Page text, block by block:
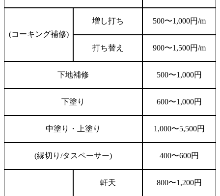
(コーキング補修)
増し打ち 500〜1,000円/m
打ち替え 900〜1,500円/m
下地補修 500〜1,000円
下塗り 600〜1,000円
中塗り・上塗り 1,000〜5,500円
(縁切り /タスペーサー) 400〜600円
軒天 800〜1,200円